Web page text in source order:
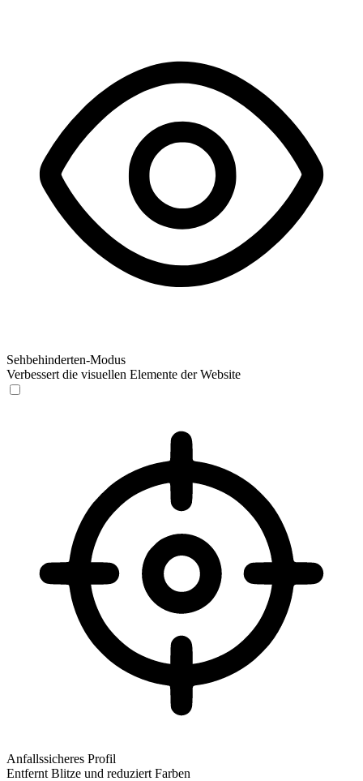
Sehbehinderten-Modus
Verbessert die visuellen Elemente der Website
Anfallssicheres Profil
Entfernt Blitze und reduziert Farben